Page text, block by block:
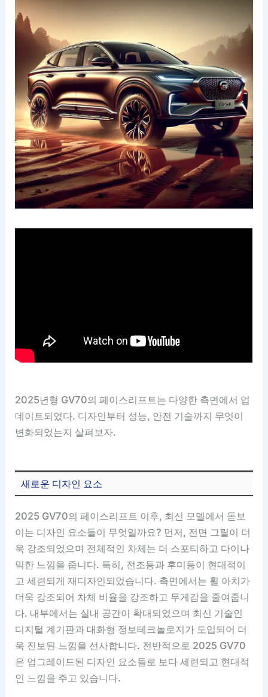
2025년형 GV70의 페이스리프트는 다양한 측면에서 업
데이트되었다. 디자인부터 성능, 안전 기술까지 무엇이
변화되었는지 살펴보자.
새로운 디자인 요소
2025 GV70의 페이스리프트 이후, 최신 모델에서 돋보
이는 디자인 요소들이 무엇일까요? 먼저, 전면 그릴이 더
욱 강조되었으며 전체적인 차체는 더 스포티하고 다이나
믹한 느낌을 줍니다. 특히, 전조등과 후미등이 현대적이
고 세련되게 재디자인되었습니다. 측면에서는 휠 아치가
더욱 강조되어 차체 비율을 강조하고 무게감을 줄여줍니
다. 내부에서는 실내 공간이 확대되었으며 최신 기술인
디지털 계기판과 대화형 정보테크놀로지가 도입되어 더
욱 진보된 느낌을 선사합니다. 전반적으로 2025 GV70
은 업그레이드된 디자인 요소들로 보다 세련되고 현대적
인 느낌을 주고 있습니다.